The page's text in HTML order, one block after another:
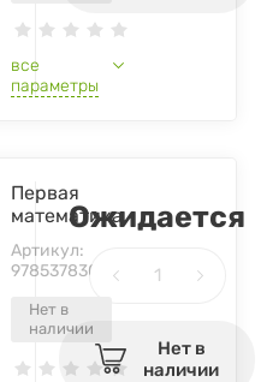
все
параметры
Нет в
наличии
Первая
математика
Артикул:
9785378300785
Ожидается
Нет в
наличии